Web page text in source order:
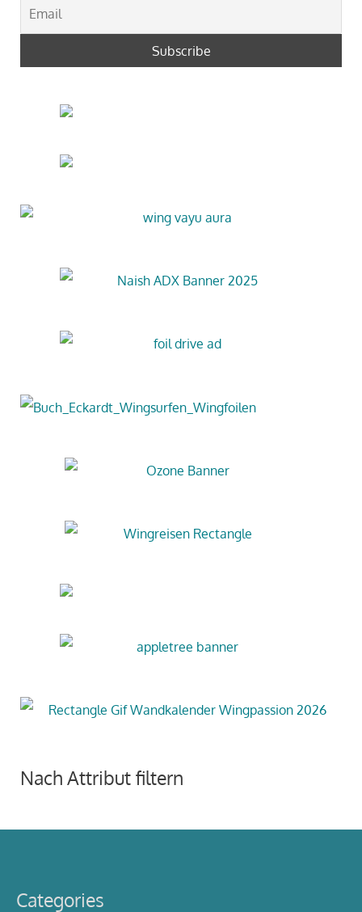
Nach Attribut filtern
Categories